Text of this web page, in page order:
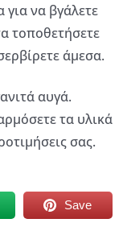
να βγάλετε
τοποθετήσετε
άμεσα.
αυγά.
τα υλικά
σας.
Save